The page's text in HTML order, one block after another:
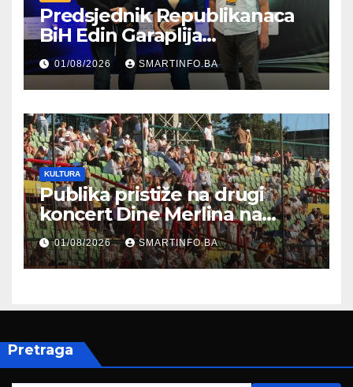
Predsjednik Republikanaca
BiH Edin Garaplija
prisustvovao prezentaciji
Federalnog sajma
zapošljavanja
01/08/2026 SMARTINFO.BA
KULTURA
Publika pristiže na drugi
koncert Dine Merlina na
Koševu
01/08/2026 SMARTINFO.BA
Pretraga